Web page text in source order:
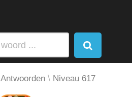
Antwoorden Niveau 617